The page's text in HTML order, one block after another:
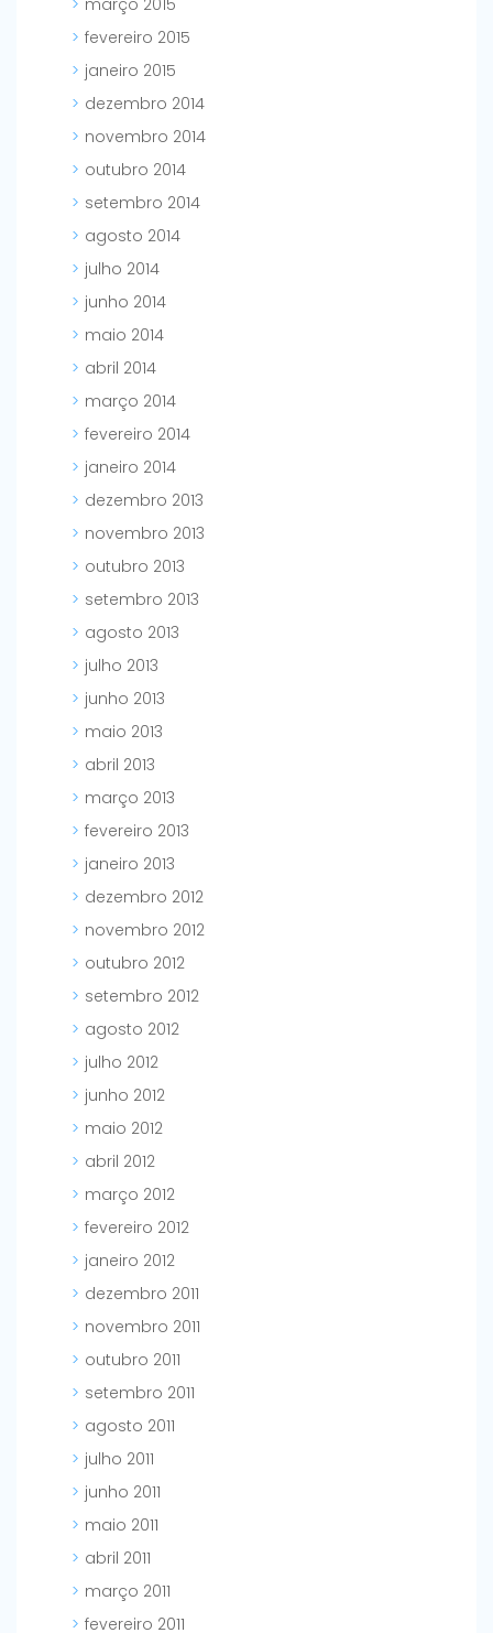
março 2015
fevereiro 2015
janeiro 2015
dezembro 2014
novembro 2014
outubro 2014
setembro 2014
agosto 2014
julho 2014
junho 2014
maio 2014
abril 2014
março 2014
fevereiro 2014
janeiro 2014
dezembro 2013
novembro 2013
outubro 2013
setembro 2013
agosto 2013
julho 2013
junho 2013
maio 2013
abril 2013
março 2013
fevereiro 2013
janeiro 2013
dezembro 2012
novembro 2012
outubro 2012
setembro 2012
agosto 2012
julho 2012
junho 2012
maio 2012
abril 2012
março 2012
fevereiro 2012
janeiro 2012
dezembro 2011
novembro 2011
outubro 2011
setembro 2011
agosto 2011
julho 2011
junho 2011
maio 2011
abril 2011
março 2011
fevereiro 2011